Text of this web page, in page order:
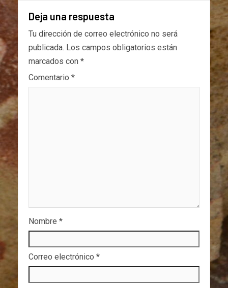
Deja una respuesta
Tu dirección de correo electrónico no será
publicada. Los campos obligatorios están
marcados con *
Comentario *
Nombre *
Correo electrónico *